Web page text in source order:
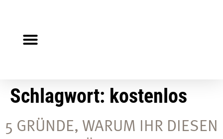
Schlagwort: kostenlos
5 GRÜNDE, WARUM IHR DIESEN